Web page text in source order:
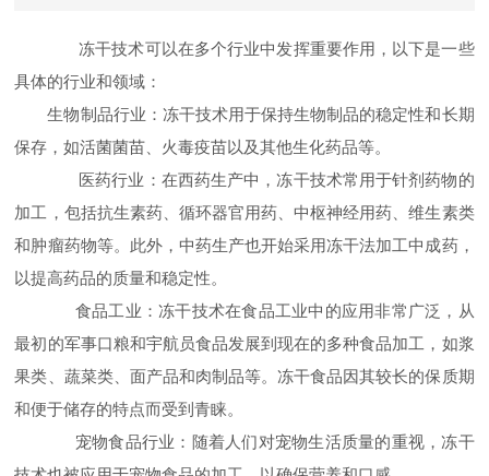
冻干技术可以在多个行业中发挥重要作用，以下是一些
具体的行业和领域：
生物制品行业：冻干技术用于保持生物制品的稳定性和长期
保存，如活菌菌苗、火毒疫苗以及其他生化药品等。
医药行业：在西药生产中，冻干技术常用于针剂药物的
加工，包括抗生素药、循环器官用药、中枢神经用药、维生素类
和肿瘤药物等。此外，中药生产也开始采用冻干法加工中成药，
以提高药品的质量和稳定性。
食品工业：冻干技术在食品工业中的应用非常广泛，从
最初的军事口粮和宇航员食品发展到现在的多种食品加工，如浆
果类、蔬菜类、面产品和肉制品等。冻干食品因其较长的保质期
和便于储存的特点而受到青睐。
宠物食品行业：随着人们对宠物生活质量的重视，冻干